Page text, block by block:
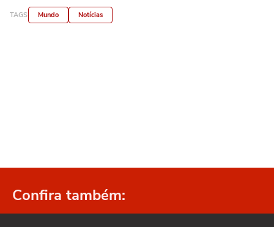
TAGS Mundo Notícias
Confira também: